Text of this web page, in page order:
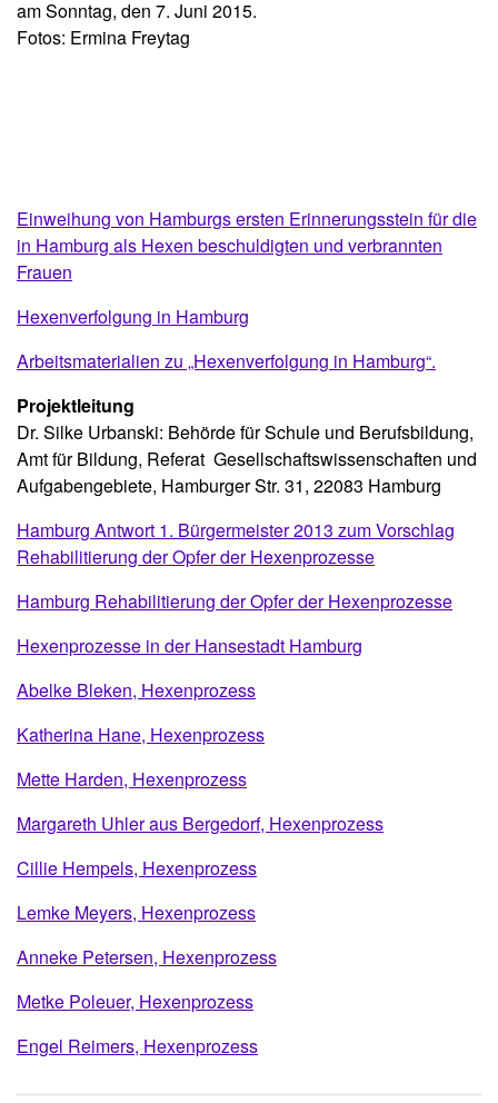
am Sonntag, den 7. Juni 2015.
Fotos: Ermina Freytag
Einweihung von Hamburgs ersten Erinnerungsstein für die
in Hamburg als Hexen beschuldigten und verbrannten
Frauen
Hexenverfolgung in Hamburg
Arbeitsmaterialien zu „Hexenverfolgung in Hamburg“.
Projektleitung
Dr. Silke Urbanski: Behörde für Schule und Berufsbildung,
Amt für Bildung, Referat Gesellschaftswissenschaften und
Aufgabengebiete, Hamburger Str. 31, 22083 Hamburg
Hamburg Antwort 1. Bürgermeister 2013 zum Vorschlag
Rehabilitierung der Opfer der Hexenprozesse
Hamburg Rehabilitierung der Opfer der Hexenprozesse
Hexenprozesse in der Hansestadt Hamburg
Abelke Bleken, Hexenprozess
Katherina Hane, Hexenprozess
Mette Harden, Hexenprozess
Margareth Uhler aus Bergedorf, Hexenprozess
Cillie Hempels, Hexenprozess
Lemke Meyers, Hexenprozess
Anneke Petersen, Hexenprozess
Metke Poleuer, Hexenprozess
Engel Reimers, Hexenprozess